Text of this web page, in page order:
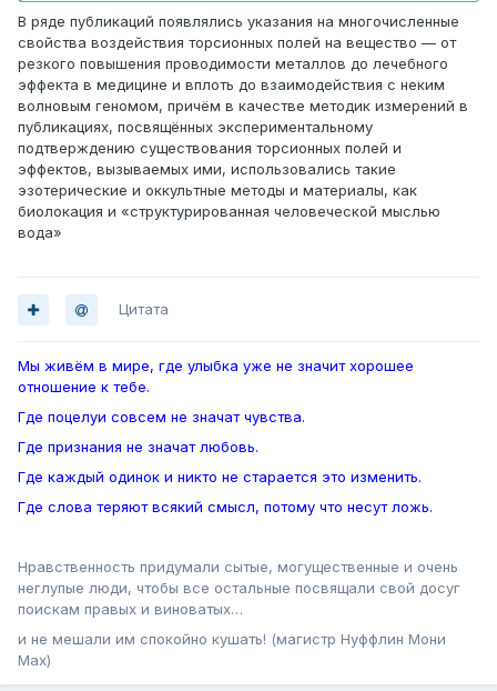
В ряде публикаций появлялись указания на многочисленные
свойства воздействия торсионных полей на вещество — от
резкого повышения проводимости металлов до лечебного
эффекта в медицине и вплоть до взаимодействия с неким
волновым геномом, причём в качестве методик измерений в
публикациях, посвящённых экспериментальному
подтверждению существования торсионных полей и
эффектов, вызываемых ими, использовались такие
эзотерические и оккультные методы и материалы, как
биолокация и «структурированная человеческой мыслью
вода»
Цитата
Мы живём в мире, где улыбка уже не значит хорошее
отношение к тебе.
Где поцелуи совсем не значат чувства.
Где признания не значат любовь.
Где каждый одинок и никто не старается это изменить.
Где слова теряют всякий смысл, потому что несут ложь.
Нравственность придумали сытые, могущественные и очень
неглупые люди, чтобы все остальные посвящали свой досуг
поискам правых и виноватых…
и не мешали им спокойно кушать! (магистр Нуффлин Мони
Мах)